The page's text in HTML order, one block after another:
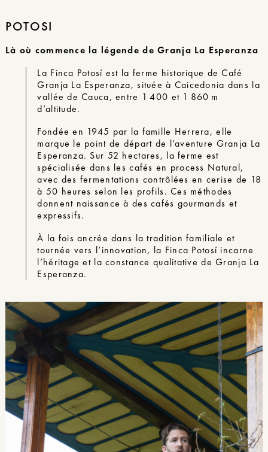
POTOSI
Là où commence la légende de Granja La Esperanza
La Finca Potosí est la ferme historique de Café
Granja La Esperanza, située à Caicedonia dans la
vallée de Cauca, entre 1 400 et 1 860 m
d’altitude.
Fondée en 1945 par la famille Herrera, elle
marque le point de départ de l’aventure Granja La
Esperanza. Sur 52 hectares, la ferme est
spécialisée dans les cafés en process Natural,
avec des fermentations contrôlées en cerise de 18
à 50 heures selon les profils. Ces méthodes
donnent naissance à des cafés gourmands et
expressifs.
À la fois ancrée dans la tradition familiale et
tournée vers l’innovation, la Finca Potosí incarne
l’héritage et la constance qualitative de Granja La
Esperanza.